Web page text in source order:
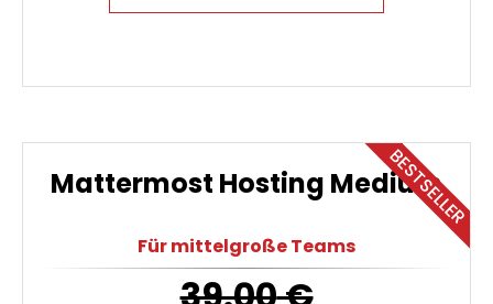
BESTSELLER
Mattermost Hosting Medium
Für mittelgroße Teams